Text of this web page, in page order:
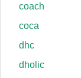
coach
coca
dhc
dholic